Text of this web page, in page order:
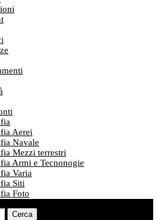
Aerei
Navale
Mezzi terrestri
Armi e Tecnonogie
Varia
Siti
Foto
Cerca